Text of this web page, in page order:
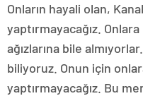
Onların hayali olan,
yaptırmayacağız.
ağızlarına bile
biliyoruz. Onun için
yaptırmayacağız. Bu